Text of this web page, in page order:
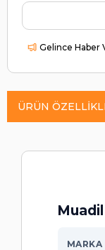
Gelince Haber
ÜRÜN
MARKA